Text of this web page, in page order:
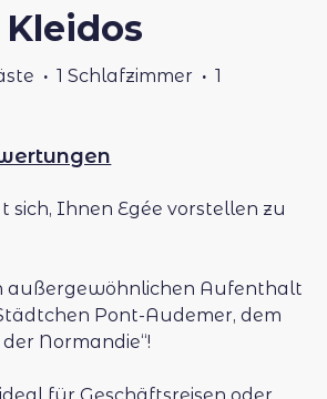
· 1 Schlafzimmer · 1
sich, Ihnen Egée vorstellen zu
außergewöhnlichen Aufenthalt
Pont-Audemer, dem
Normandie“!